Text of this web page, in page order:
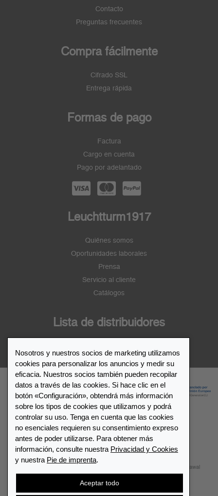
Contacto
Preguntas frecuentes
Compra fácilmente
Cifrado SSL
Entrega rápida
Formas de pago
Factura
Cargo en cuenta
Pago por adelantado
Leuchtturm1917
Quiénes somos
Oportunidades laborales
Prensa
Servicio al cliente
Catálogos
Lista de distribuidores
Nosotros y nuestros socios de marketing utilizamos
cookies para personalizar los anuncios y medir su
eficacia. Nuestros socios también pueden recopilar
datos a través de las cookies. Si hace clic en el
botón «Configuración», obtendrá más información
sobre los tipos de cookies que utilizamos y podrá
controlar su uso. Tenga en cuenta que las cookies
no esenciales requieren su consentimiento expreso
antes de poder utilizarse. Para obtener más
información, consulte nuestra Privacidad y Cookies
y nuestra Pie de imprenta.
Aceptar todo
© 2026 LEUCHTTURM1917. All rights reserved.
Configuración de cookies Privacidad y Cookies
Withdrawal
Cancelar contrato